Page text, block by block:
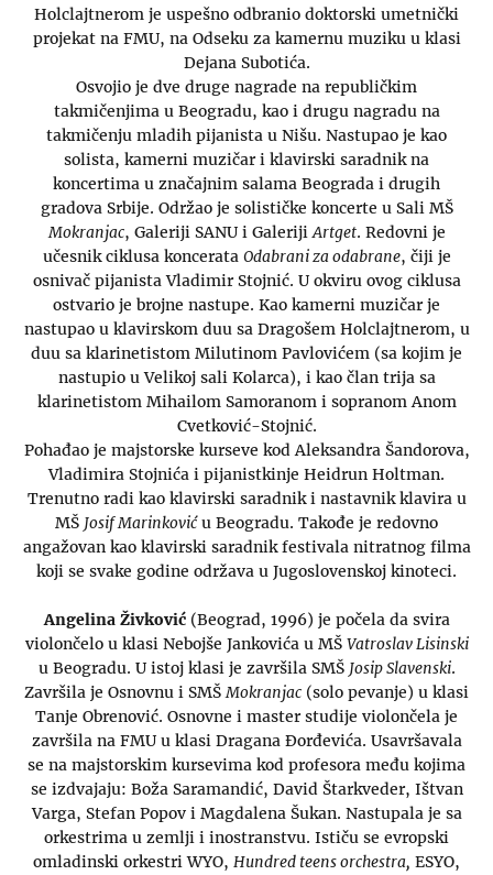
Holclajtnerom je uspešno odbranio doktorski umetnički
projekat na FMU, na Odseku za kamernu muziku u klasi
Dejana Subotića.
Osvojio je dve druge nagrade na republičkim
takmičenjima u Beogradu, kao i drugu nagradu na
takmičenju mladih pijanista u Nišu. Nastupao je kao
solista, kamerni muzičar i klavirski saradnik na
koncertima u značajnim salama Beograda i drugih
gradova Srbije. Održao je solističke koncerte u Sali MŠ
Mokranjac, Galeriji SANU i GalerijiArtget. Redovni je
učesnik ciklusa koncerata Odabrani za odabrane, čiji je
osnivač pijanista Vladimir Stojnić. U okviru ovog ciklusa
ostvario je brojne nastupe. Kao kamerni muzičar je
nastupao u klavirskom duu sa Dragošem Holclajtnerom, u
duu sa klarinetistom Milutinom Pavlovićem (sa kojim je
nastupio u Velikoj sali Kolarca), i kao član trija sa
klarinetistom Mihailom Samoranom i sopranom Anom
Cvetković-Stojnić.
Pohađao je majstorske kurseve kod Aleksandra Šandorova,
Vladimira Stojnića i pijanistkinje Heidrun Holtman.
Trenutno radi kao klavirski saradnik i nastavnik klavira u
MŠ Josif Marinkoviću Beogradu. Takođe je redovno
angažovan kao klavirski saradnik festivala nitratnog filma
koji se svake godine održava u Jugoslovenskoj kinoteci.
Angelina Živković(Beograd, 1996) je počela da svira
violončelo u klasi Nebojše Jankovića u MŠ Vatroslav Lisinski
u Beogradu. U istoj klasi je završila SMŠ Josip Slavenski.
Završila je Osnovnu i SMŠMokranjac (solo pevanje) u klasi
Tanje Obrenović. Osnovne i master studije violončela je
završila na FMU u klasi Dragana Đorđevića. Usavršavala
se na majstorskim kursevima kod profesora među kojima
se izdvajaju: Boža Saramandić, David Štarkveder, Ištvan
Varga, Stefan Popov i Magdalena Šukan. Nastupala je sa
orkestrima u zemlji i inostranstvu. Ističu se evropski
omladinski orkestri WYO, Hundred teens orchestra, ESYO,